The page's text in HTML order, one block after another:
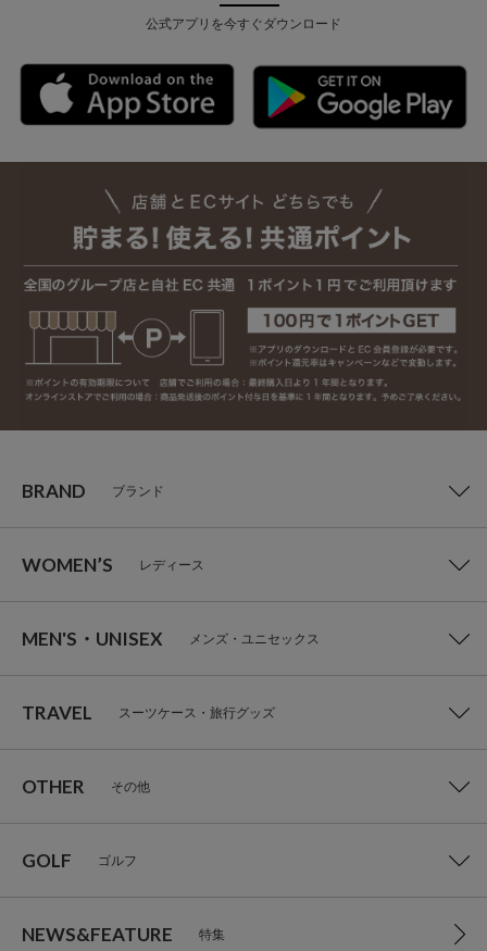
公式アプリを今すぐダウンロード
BRAND ブランド
WOMEN’S レディース
MEN'S・UNISEX メンズ・ユニセックス
TRAVEL スーツケース・旅行グッズ
OTHER その他
GOLF ゴルフ
NEWS&FEATURE 特集